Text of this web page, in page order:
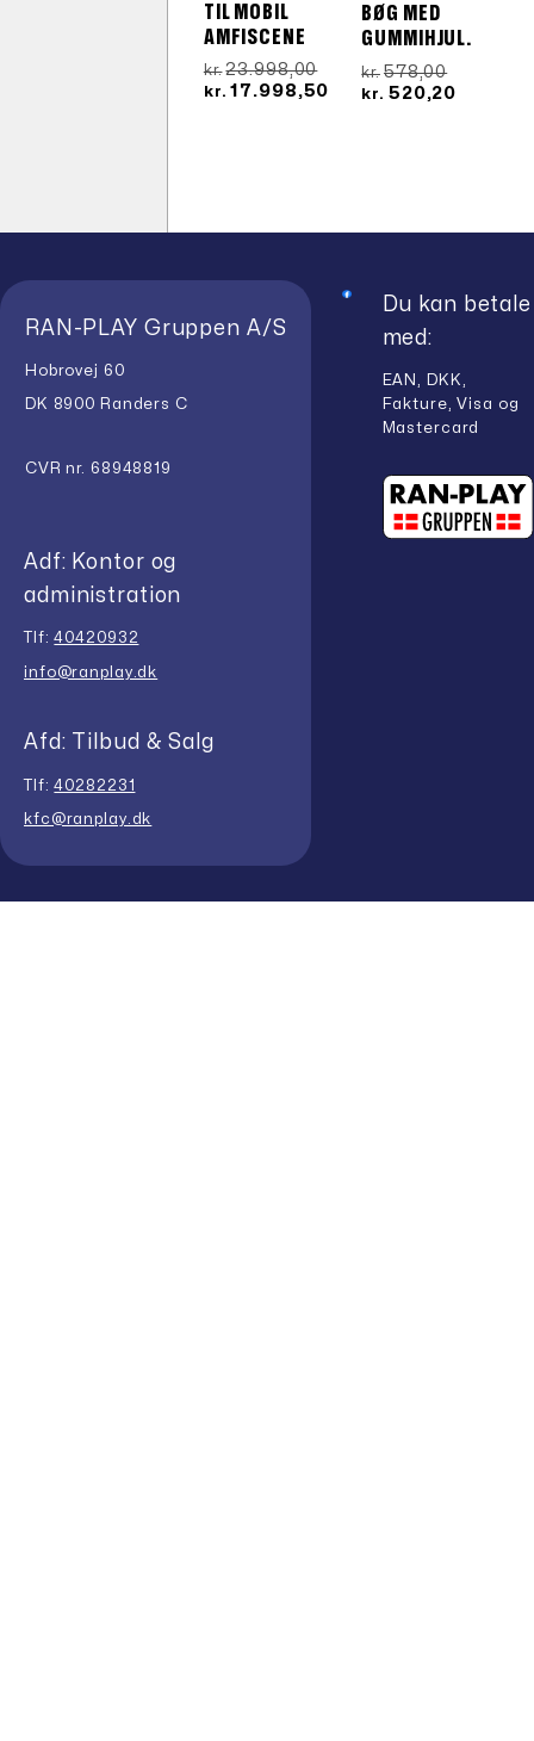
TIL MOBIL
AMFISCENE
kr. 23.998,00Den
oprindelige
kr. 17.998,50 Den
BØG MED
GUMMIHJUL.
kr. 578,00Den
kr. 520,20
RAN-PLAY Gruppen A/S
Hobrovej 60
DK 8900 Randers C
CVR nr. 68948819
Adf: Kontor og
administration
Tlf:40420932
info@ranplay.dk
Afd: Tilbud & Salg
Tlf:40282231
kfc@ranplay.dk
Du kan betale
med:
EAN, DKK,
Fakture, Visa og
Mastercard